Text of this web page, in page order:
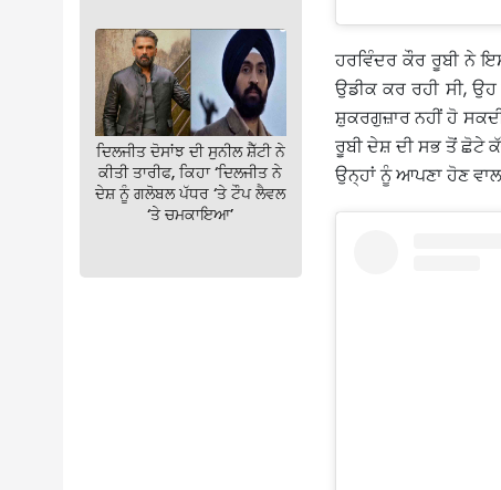
ਦਿਲਜੀਤ ਦੋਸਾਂਝ ਦੀ ਸੁਨੀਲ ਸ਼ੈੱਟੀ ਨੇ
ਕੀਤੀ ਤਾਰੀਫ, ਕਿਹਾ ‘ਦਿਲਜੀਤ ਨੇ
ਦੇਸ਼ ਨੂੰ ਗਲੋਬਲ ਪੱਧਰ ‘ਤੇ ਟੌਪ ਲੈਵਲ
‘ਤੇ ਚਮਕਾਇਆ’
ਹਰਵਿੰਦਰ ਕੌਰ ਰੂਬੀ ਨੇ
ਉਡੀਕ ਕਰ ਰਹੀ ਸੀ,
ਸ਼ੁਕਰਗੁਜ਼ਾਰ ਨਹੀਂ ਹੋ
ਰੂਬੀ ਦੇਸ਼ ਦੀ ਸਭ ਤੋਂ ਛੋਟੇ
ਉਨ੍ਹਾਂ ਨੂੰ ਆਪਣਾ ਹੋਣ